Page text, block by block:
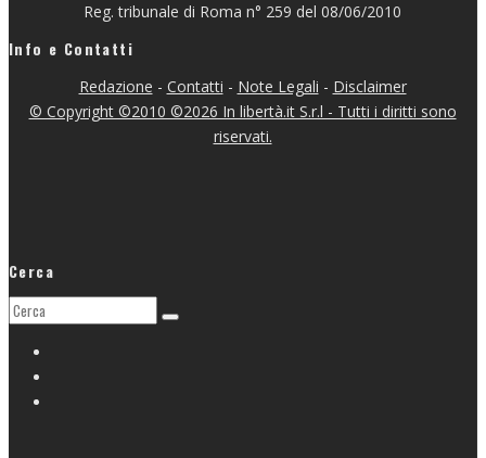
Reg. tribunale di Roma n° 259 del 08/06/2010
Info e Contatti
Redazione - Contatti - Note Legali - Disclaimer
© Copyright ©2010 ©2026 In libertà.it S.r.l - Tutti i diritti sono
riservati.
Cerca